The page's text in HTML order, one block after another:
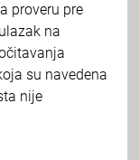
proveru pre
na
su navedena
nije